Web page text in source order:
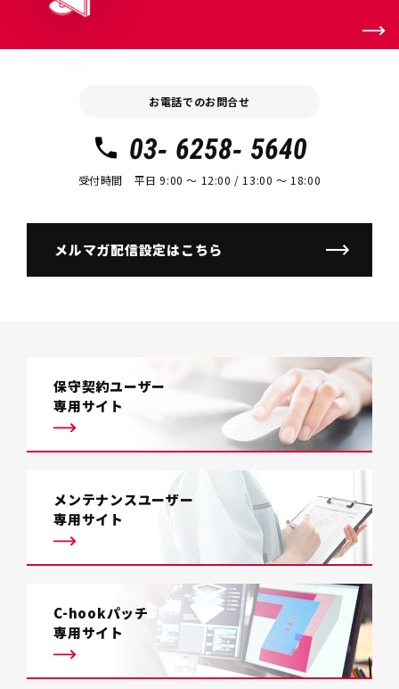
お電話でのお問合せ
03- 6258- 5640
受付時間 平日 9:00 〜 12:00 / 13:00 〜 18:00
メルマガ配信設定はこちら
保守契約ユーザー
専用サイト
メンテナンスユーザー
専用サイト
C-hookパッチ
専用サイト